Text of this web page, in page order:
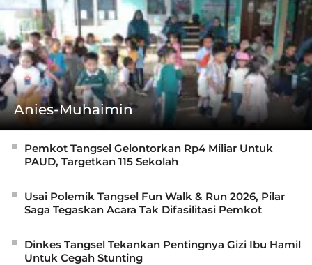
Anies-Muhaimin
Pemkot Tangsel Gelontorkan Rp4 Miliar Untuk
PAUD, Targetkan 115 Sekolah
Usai Polemik Tangsel Fun Walk & Run 2026, Pilar
Saga Tegaskan Acara Tak Difasilitasi Pemkot
Dinkes Tangsel Tekankan Pentingnya Gizi Ibu Hamil
Untuk Cegah Stunting